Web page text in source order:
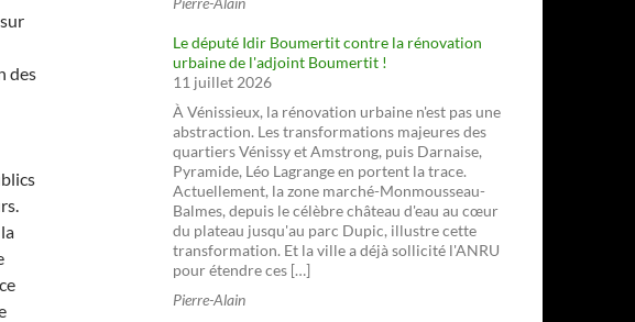
des
Le député Idir Boumertit contre la rénovation
urbaine de l'adjoint Boumertit !
11 juillet 2026
À Vénissieux, la rénovation urbaine n'est pas une
abstraction. Les transformations majeures des
quartiers Vénissy et Amstrong, puis Darnaise,
Pyramide, Léo Lagrange en portent la trace.
Actuellement, la zone marché-Monmousseau-
Balmes, depuis le célèbre château d'eau au cœur
du plateau jusqu'au parc Dupic, illustre cette
transformation. Et la ville a déjà sollicité l'ANRU
pour étendre ces […]
Pierre-Alain